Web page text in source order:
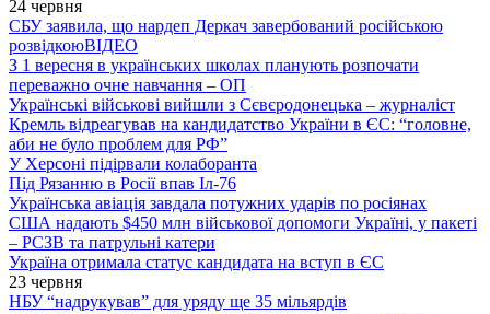
24 червня
СБУ заявила, що нардеп Деркач завербований російською
розвідкоюВІДЕО
З 1 вересня в українських школах планують розпочати
переважно очне навчання – ОП
Українські військові вийшли з Сєвєродонецька – журналіст
Кремль відреагував на кандидатство України в ЄС: “головне,
аби не було проблем для РФ”
У Херсоні підірвали колаборанта
Під Рязанню в Росії впав Іл-76
Українська авіація завдала потужних ударів по росіянах
США надають $450 млн військової допомоги Україні, у пакеті
– РСЗВ та патрульні катери
Україна отримала статус кандидата на вступ в ЄС
23 червня
НБУ “надрукував” для уряду ще 35 мільярдів